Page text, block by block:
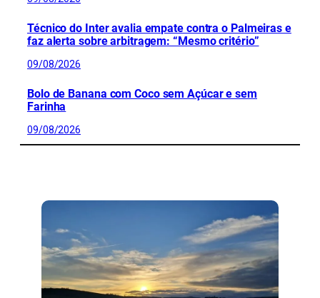
Técnico do Inter avalia empate contra o Palmeiras e
faz alerta sobre arbitragem: “Mesmo critério”
09/08/2026
Bolo de Banana com Coco sem Açúcar e sem
Farinha
09/08/2026